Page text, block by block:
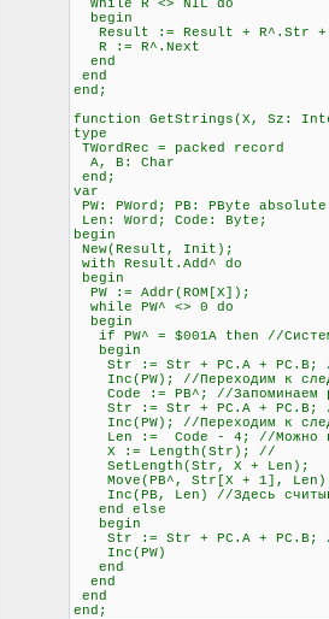
While R <> NIL do
begin
Result := Result + R^.Str +
R := R^.Next
end
end
end;
function GetStrings(X, Sz:
type
TWordRec = packed record
A, B: Char
end;
var
PW: PWord; PB: PByte
Len: Word; Code: Byte;
begin
New(Result, Init);
with Result.Add^ do
begin
PW := Addr(ROM[X]);
while PW^ <> 0 do
begin
if PW^ = $001A then //
begin
Str := Str + PC.A + PC.B; //
Inc(PW); //Переходим к
Code := PB^; //Запоминаем
Str := Str + PC.A + PC.B; //
Inc(PW); //Переходим к
Len := Code - 4; //Можно
X := Length(Str); //
SetLength(Str, X +
Move(PB^, Str[X + 1],
Inc(PB, Len) //Здесь
end else
begin
Str := Str + PC.A + PC.B; //
Inc(PW)
end
end
end
end;